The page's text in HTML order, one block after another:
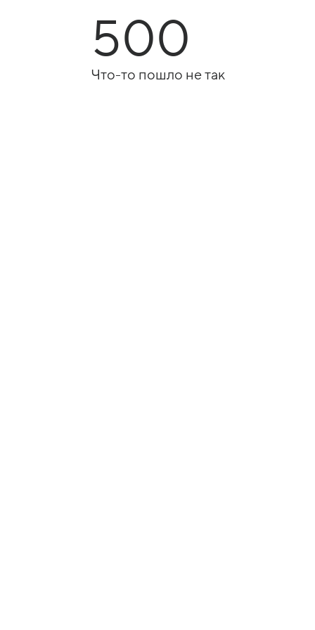
500
Что-то пошло не так